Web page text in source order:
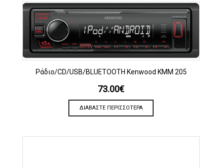
Ράδιο/CD/USB/BLUETOOTH Kenwood KMM 205
73.00€
ΔΙΑΒΆΣΤΕ ΠΕΡΙΣΣΌΤΕΡΑ